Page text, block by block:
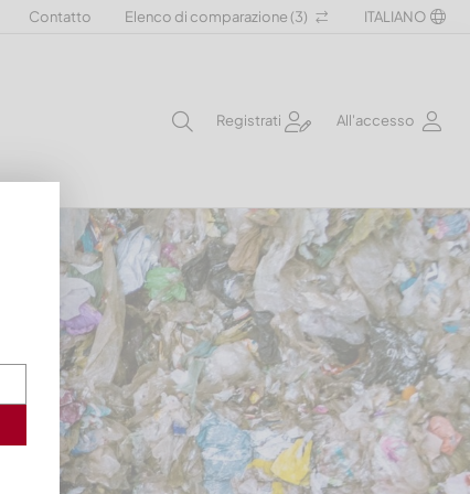
Contatto Elenco di comparazione (3) ITALIANO
Registrati All'accesso